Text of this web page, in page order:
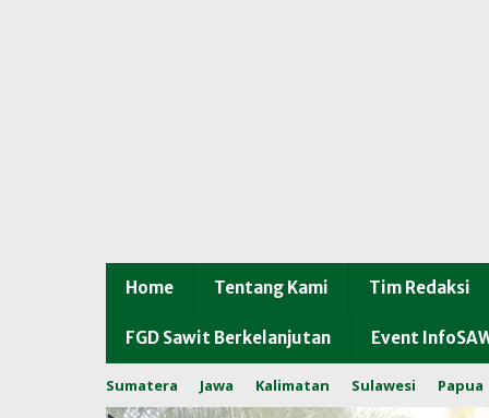
Home Tentang Kami Tim Redaksi
FGD Sawit Berkelanjutan Event
Sumatera Jawa Kalimatan Sulawesi Papua